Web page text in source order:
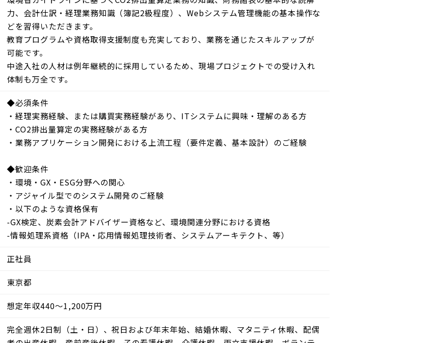
力、会計仕訳・経理業務知識（簿記2級程度）、Webシステム管理機能の基本操作な
どを習得いただきます。
教育プログラムや資格取得支援制度も充実しており、業務を通じたスキルアップが
可能です。
中途入社の人材は例年継続的に採用しているため、現場プロジェクトでの受け入れ
体制も万全です。
◆必須条件
・経理実務経験、または購買実務経験があり、ITシステムに興味・理解のある方
・CO2排出量算定の実務経験がある方
・業務アプリケーション開発における上流工程（要件定義、基本設計）のご経験
◆歓迎条件
・環境・GX・ESG分野への関心
・アジャイル型でのシステム開発のご経験
・以下のような資格保有
-GX検定、炭素会計アドバイザー資格など、環境関連分野における資格
-情報処理系資格（IPA・応用情報処理技術者、システムアーキテクト、等）
正社員
東京都
想定年収440～1,200万円
完全週休2日制（土・日）、祝日および年末年始、結婚休暇、マタニティ休暇、配偶